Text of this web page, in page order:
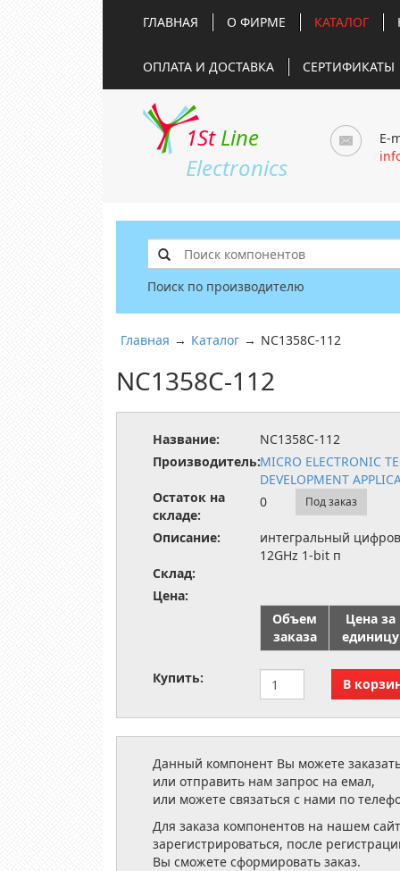
ГЛАВНАЯ О ФИРМЕ КАТАЛОГ
ОПЛАТА И ДОСТАВКА СЕРТИФИКАТЫ
1St Line
Electronics
E-
Поиск по производителю
Главная → Каталог → NC1358C-112
NC1358C-112
Название:
NC1358C-112
Производитель:MICRO ELECTRONIC
DEVELOPMENT
Остаток на
складе:
0 Под заказ
Описание:
интегральный
12GHz 1-bit п
Склад:
Цена:
Объем
заказа
Цена за
единицу
Купить:
Данный компонент Вы можете
или отправить нам запрос на емал,
или можете связаться с нами по
Для заказа компонентов на нашем
зарегистрироваться, после
Вы сможете сформировать заказ.